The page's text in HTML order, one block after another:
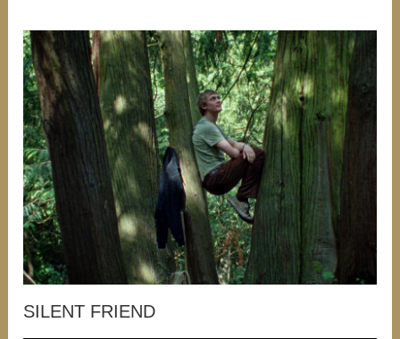
SILENT FRIEND